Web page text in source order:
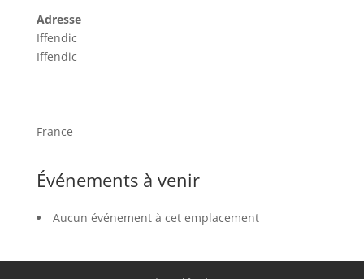
Adresse
Iffendic
Iffendic
France
Événements à venir
Aucun événement à cet emplacement